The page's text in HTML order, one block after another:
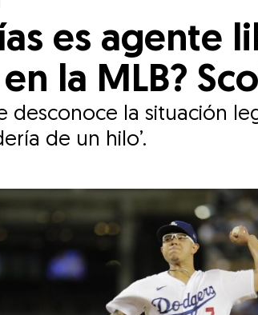
es agente
la MLB?
desconoce la situación
de un hilo’.